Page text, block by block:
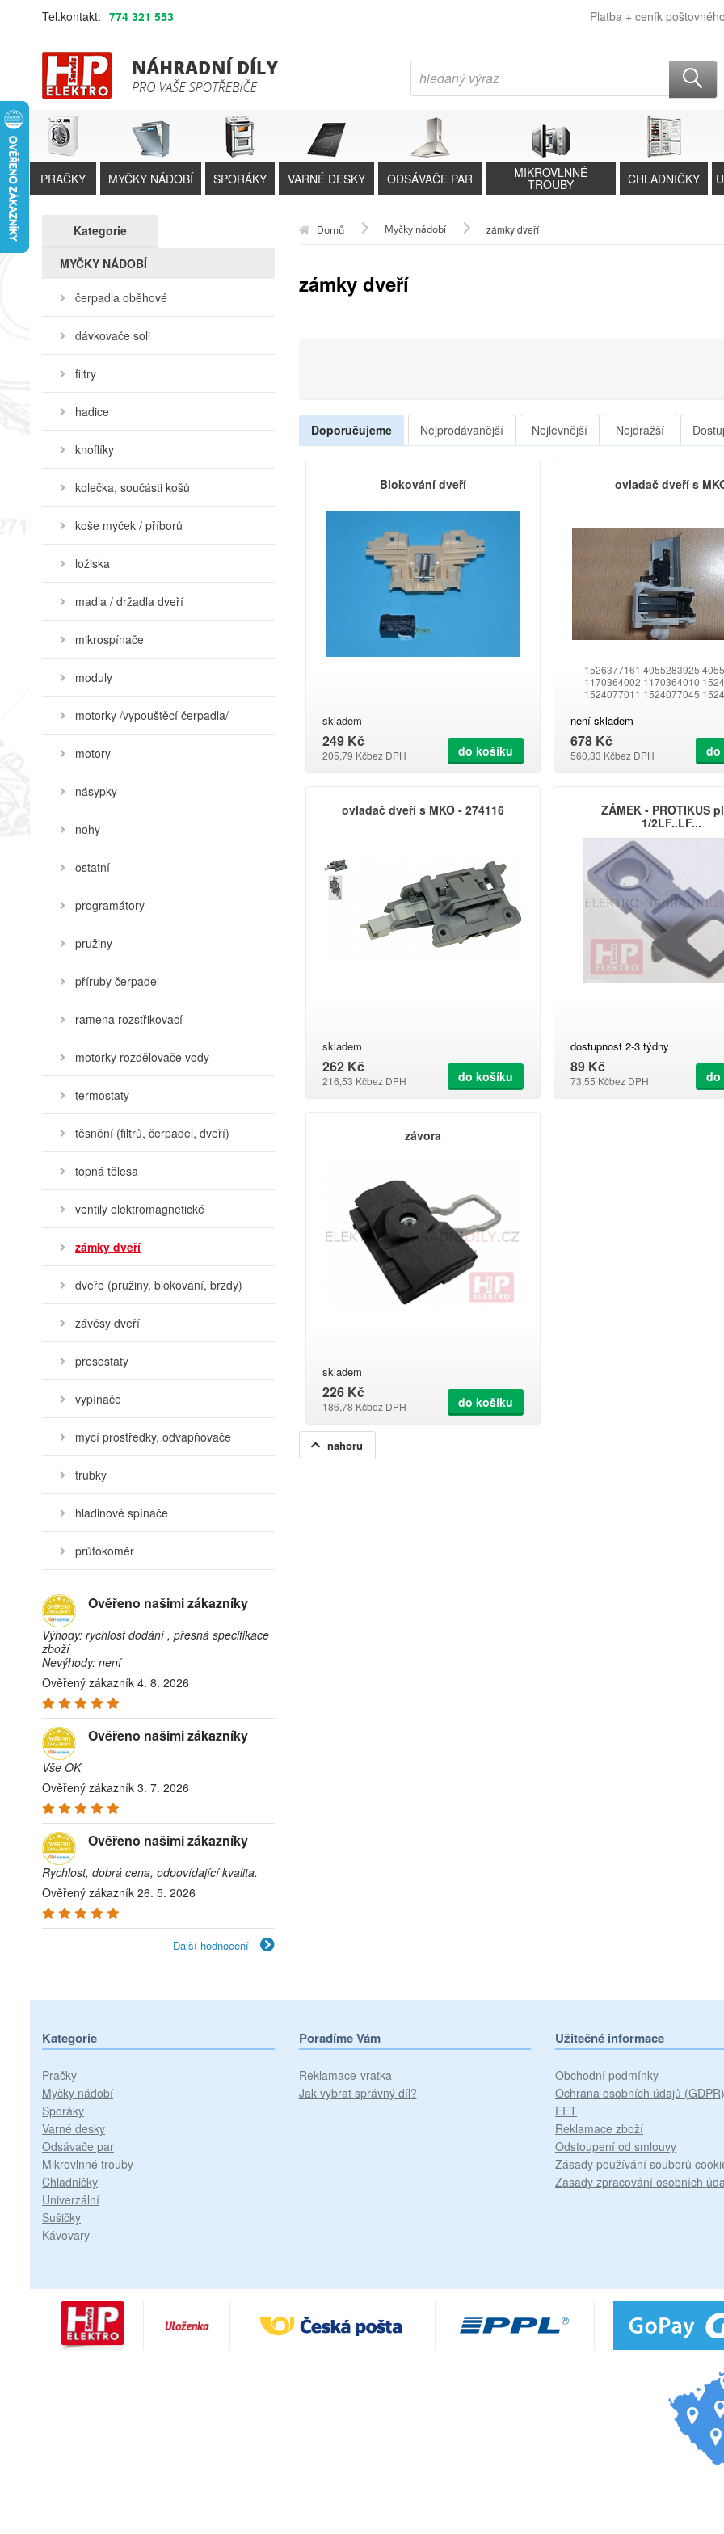
Tel.kontakt: 774 321 553 Platba + ceník poštovného
PRAČKY MYČKY NÁDOBÍ SPORÁKY VARNÉ DESKY ODSÁVAČE PAR MIKROVLNNÉ
TROUBY CHLADNIČKY
Kategorie
MYČKY NÁDOBÍ
čerpadla oběhové
dávkovače soli
filtry
hadice
knoflíky
kolečka, součásti košů
koše myček / příborů
ložiska
madla / držadla dveří
mikrospínače
moduly
motorky /vypouštěcí čerpadla/
motory
násypky
nohy
ostatní
programátory
pružiny
příruby čerpadel
ramena rozstřikovací
motorky rozdělovače vody
termostaty
těsnění (filtrů, čerpadel, dveří)
topná tělesa
ventily elektromagnetické
zámky dveří
dveře (pružiny, blokování, brzdy)
závěsy dveří
presostaty
vypínače
mycí prostředky, odvapňovače
trubky
hladinové spínače
průtokoměr
Ověřeno našimi zákazníky
Výhody: rychlost dodání , přesná specifikace
zboží
Nevýhody: není
Ověřený zákazník 4. 8. 2026
Ověřeno našimi zákazníky
Vše OK
Ověřený zákazník 3. 7. 2026
Ověřeno našimi zákazníky
Rychlost, dobrá cena, odpovídající kvalita.
Ověřený zákazník 26. 5. 2026
Další hodnocení
Domů Myčky nádobí zámky dveří
zámky dveří
Doporučujeme Nejprodávanější Nejlevnější Nejdražší
Blokování dveří
skladem
249 Kč
205,79 Kčbez DPH do košíku
ovladač dveří s
1526377161 4055283925
1170364002 1170364010
1524077011 1524077045
1524077425 1526377005
1526377070 1526377088
1526377112 1526377120
1526377161 1526377203
50287928001
není skladem
678 Kč
560,33 Kčbez DPH do
ovladač dveří s MKO - 274116
skladem
262 Kč
216,53 Kčbez DPH do košíku
ZÁMEK - PROTIKUS
1/2LF..LF...
dostupnost 2-3 týdny
89 Kč
73,55 Kčbez DPH do
závora
skladem
226 Kč
186,78 Kčbez DPH do košíku
nahoru
Kategorie
Pračky
Myčky nádobí
Sporáky
Varné desky
Odsávače par
Mikrovlnné trouby
Chladničky
Univerzální
Sušičky
Kávovary
Poradíme Vám
Reklamace-vratka
Jak vybrat správný díl?
Užitečné informace
Obchodní podmínky
Ochrana osobních údajů (GDPR)
EET
Reklamace zboží
Odstoupení od smlouvy
Zásady používání souborů
Zásady zpracování osobních